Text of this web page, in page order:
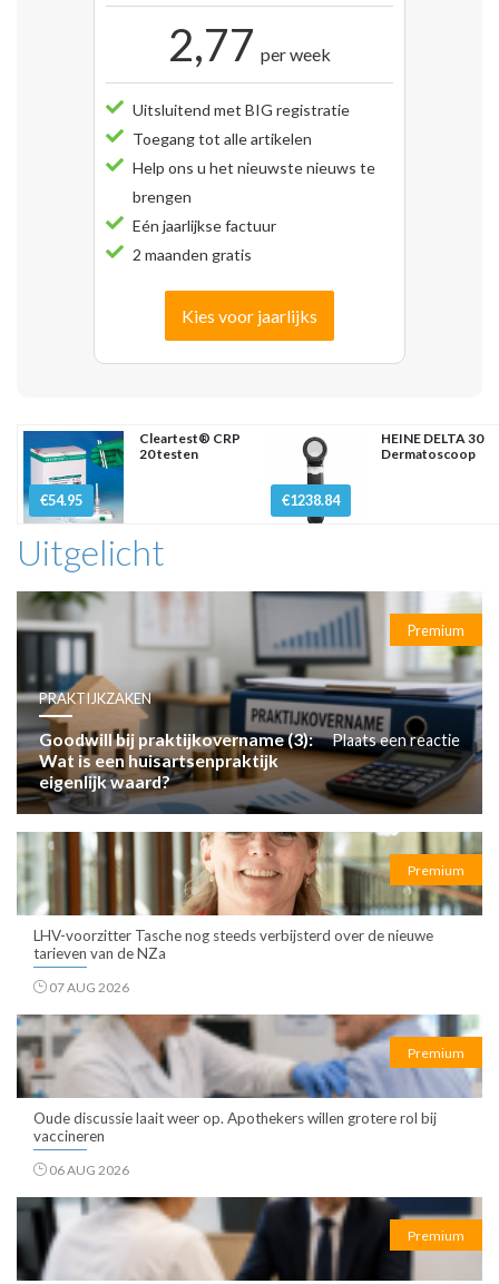
2,77 per week
Uitsluitend met BIG registratie
Toegang tot alle artikelen
Help ons u het nieuwste nieuws te
brengen
Eén jaarlijkse factuur
2 maanden gratis
Kies voor jaarlijks
€54.95
Cleartest® CRP
20 testen
€1238.84
HEINE DELTA 30
Dermatoscoop
Uitgelicht
Premium
PRAKTIJKZAKEN
Goodwill bij praktijkovername (3):
Wat is een huisartsenpraktijk
eigenlijk waard?
Plaats een reactie
Premium
LHV-voorzitter Tasche nog steeds verbijsterd over de nieuwe
tarieven van de NZa
07 AUG 2026
Premium
Oude discussie laait weer op. Apothekers willen grotere rol bij
vaccineren
06 AUG 2026
Premium